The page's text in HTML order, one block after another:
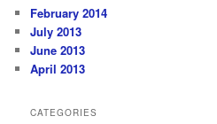
February 2014
July 2013
June 2013
April 2013
CATEGORIES